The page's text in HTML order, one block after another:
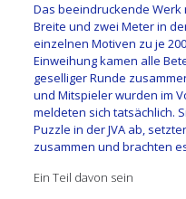
Das beeindruckende
Breite und zwei Meter in
einzelnen Motiven zu je
Einweihung kamen alle
geselliger Runde
und Mitspieler wurden im
meldeten sich tatsächlich.
Puzzle in der JVA ab,
zusammen und brachten
Ein Teil davon sein